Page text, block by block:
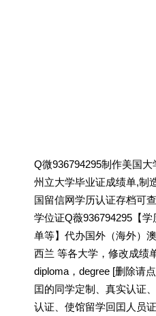
Q微936794295制作美国
州立大学毕业证成绩单,制
国留信网学历认证存档可
学位证Q薇936794295【
单等】代办国外（海外）
西兰 等各大学，修改成绩
diploma，degree [删除请
囯的同学定制、真实认证
认证、使馆留学回囯人员